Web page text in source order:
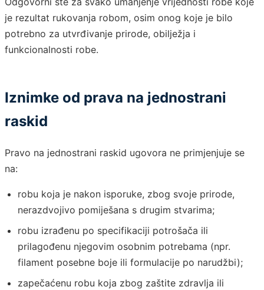
je rezultat rukovanja robom, osim onog koje je bilo
potrebno za utvrđivanje prirode, obilježja i
funkcionalnosti robe.
Iznimke od prava na jednostrani
raskid
Pravo na jednostrani raskid ugovora ne primjenjuje se
na:
robu koja je nakon isporuke, zbog svoje prirode,
nerazdvojivo pomiješana s drugim stvarima;
robu izrađenu po specifikaciji potrošača ili
prilagođenu njegovim osobnim potrebama (npr.
filament posebne boje ili formulacije po narudžbi);
zapečaćenu robu koja zbog zaštite zdravlja ili